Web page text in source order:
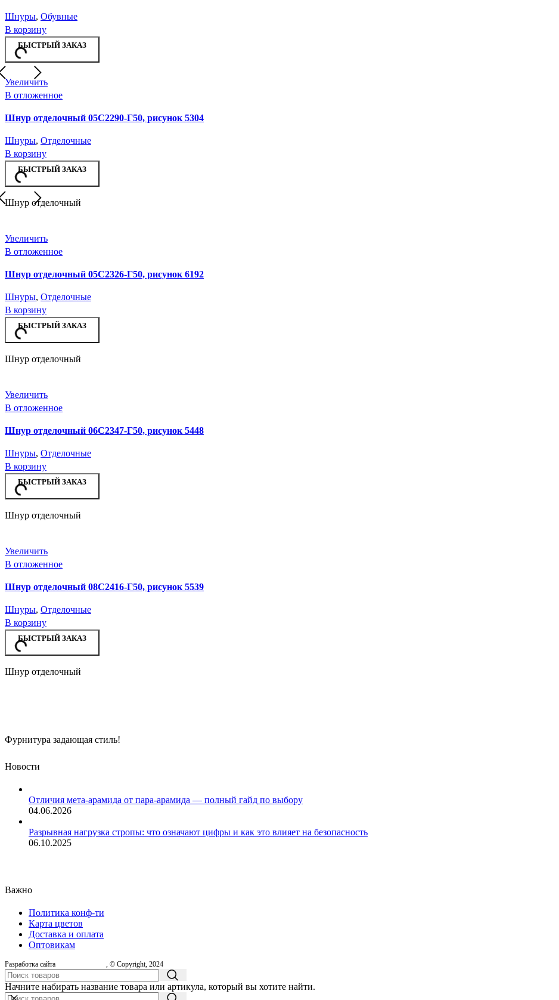
Шнуры, Обувные
В корзину
БЫСТРЫЙ ЗАКАЗ
Увеличить
В отложенное
Шнур отделочный 05С2290-Г50, рисунок 5304
Шнуры, Отделочные
В корзину
БЫСТРЫЙ ЗАКАЗ
Шнур отделочный
Увеличить
В отложенное
Шнур отделочный 05С2326-Г50, рисунок 6192
Шнуры, Отделочные
В корзину
БЫСТРЫЙ ЗАКАЗ
Шнур отделочный
Увеличить
В отложенное
Шнур отделочный 06С2347-Г50, рисунок 5448
Шнуры, Отделочные
В корзину
БЫСТРЫЙ ЗАКАЗ
Шнур отделочный
Увеличить
В отложенное
Шнур отделочный 08С2416-Г50, рисунок 5539
Шнуры, Отделочные
В корзину
БЫСТРЫЙ ЗАКАЗ
Шнур отделочный
Фурнитура задающая стиль!
Новости
Отличия мета-арамида от пара-арамида — полный гайд по выбору
04.06.2026
Разрывная нагрузка стропы: что означают цифры и как это влияет на безопасность
06.10.2025
Важно
Политика конф-ти
Карта цветов
Доставка и оплата
Оптовикам
Разработка сайта , © Copyright, 2024
Начните набирать название товара или артикула, который вы хотите найти.